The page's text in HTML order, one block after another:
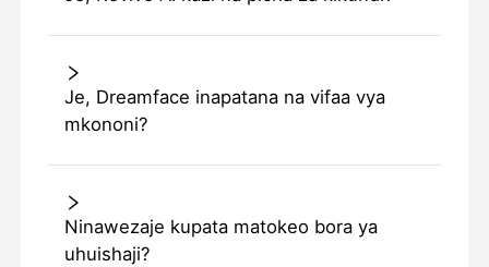
Je, Dreamface inapatana na vifaa vya
mkononi?
Ninawezaje kupata matokeo bora ya
uhuishaji?